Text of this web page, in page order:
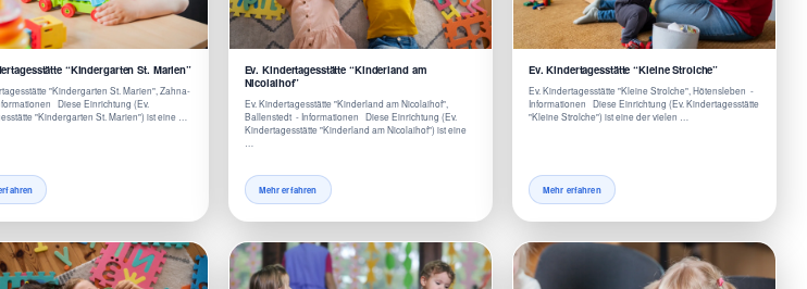
“Kindergarten St. Marien”
"Kindergarten St. Marien", Zahna-
Diese Einrichtung (Ev.
"Kindergarten St. Marien") ist eine …
Ev. Kindertagesstätte “Kinderland am
Nicolaihof”
Ev. Kindertagesstätte "Kinderland am Nicolaihof",
Ballenstedt - Informationen Diese Einrichtung (Ev.
Kindertagesstätte "Kinderland am Nicolaihof") ist eine
Mehr erfahren
Ev. Kindertagesstätte “Kleine Strolche”
Ev. Kindertagesstätte "Kleine Strolche", Hötensleben -
Informationen Diese Einrichtung (Ev. Kindertagesstätte
"Kleine Strolche") ist eine der vielen …
Mehr erfahren